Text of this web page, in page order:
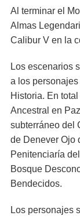
Al terminar el
Almas
Calibur V en la
Los escenarios
a los
Historia. En
Ancestral en
subterráneo del
de Denever Ojo
Penitenciaría
Bosque
Bendecidos.
Los personajes